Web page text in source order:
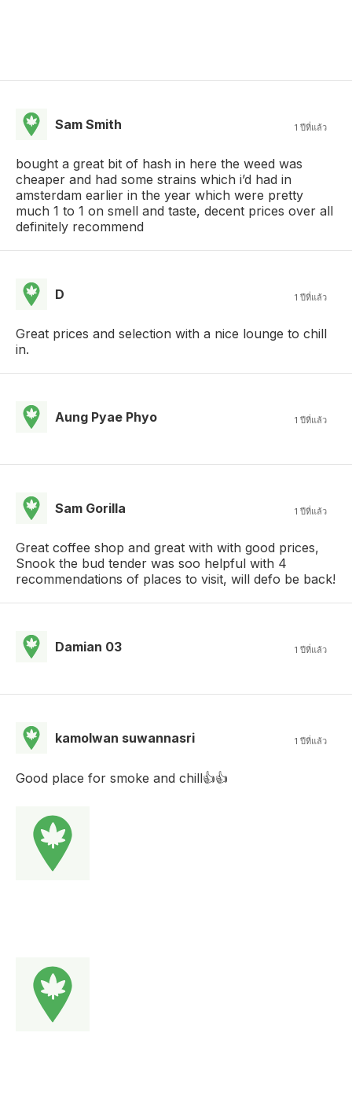
Sam Smith 1 ปีที่แล้ว
bought a great bit of hash in here the weed was
cheaper and had some strains which i’d had in
amsterdam earlier in the year which were pretty
much 1 to 1 on smell and taste, decent prices over all
definitely recommend
D 1 ปีที่แล้ว
Great prices and selection with a nice lounge to chill
in.
Aung Pyae Phyo 1 ปีที่แล้ว
Sam Gorilla 1 ปีที่แล้ว
Great coffee shop and great with with good prices,
Snook the bud tender was soo helpful with 4
recommendations of places to visit, will defo be back!
Damian 03 1 ปีที่แล้ว
kamolwan suwannasri 1 ปีที่แล้ว
Good place for smoke and chill👍👍